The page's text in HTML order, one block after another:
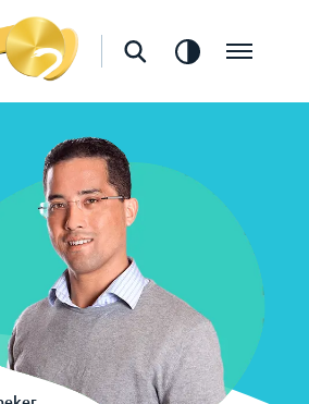
Vind een apotheek